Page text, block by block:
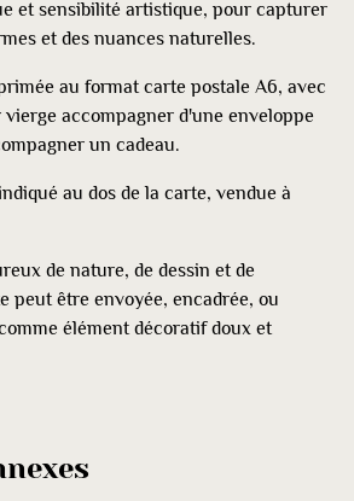
et sensibilité artistique, pour capturer
et des nuances naturelles.
au format carte postale A6, avec
accompagner d'une enveloppe
un cadeau.
au dos de la carte, vendue à
de nature, de dessin et de
peut être envoyée, encadrée, ou
élément décoratif doux et